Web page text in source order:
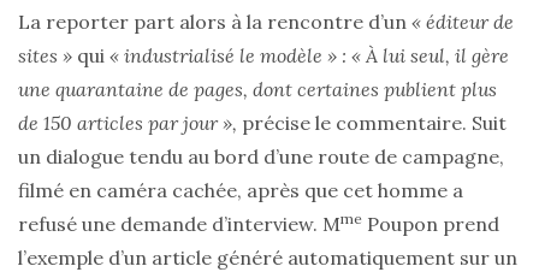
La reporter part alors à la rencontre d’un « éditeur de
sites » qui « industrialisé le modèle » : « À lui seul, il gère
une quarantaine de pages, dont certaines publient plus
de 150 articles par jour », précise le commentaire. Suit
un dialogue tendu au bord d’une route de campagne,
filmé en caméra cachée, après que cet homme a
refusé une demande d’interview. Mme Poupon prend
l’exemple d’un article généré automatiquement sur un